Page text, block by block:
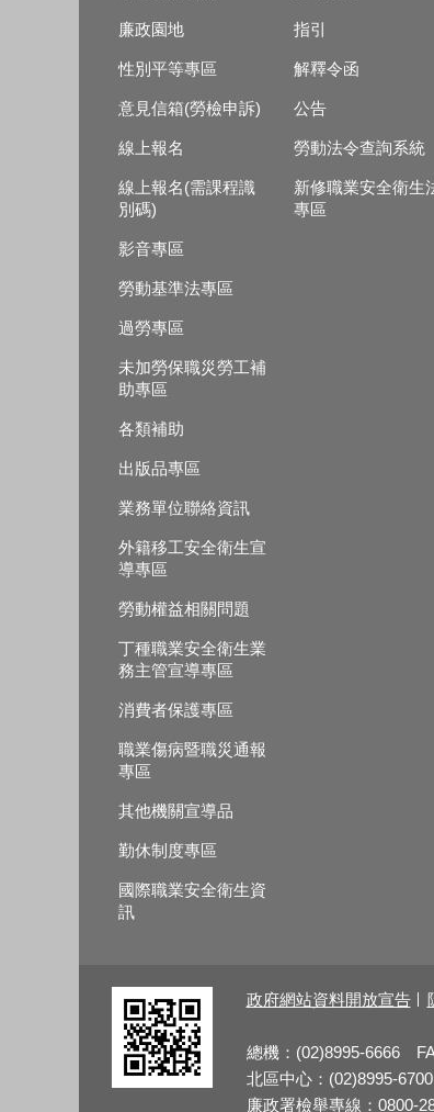
廉政園地
性別平等專區
意見信箱(勞檢申訴)
線上報名
線上報名(需課程識
別碼)
影音專區
勞動基準法專區
過勞專區
未加勞保職災勞工補
助專區
各類補助
出版品專區
業務單位聯絡資訊
外籍移工安全衛生宣
導專區
勞動權益相關問題
丁種職業安全衛生業
務主管宣導專區
消費者保護專區
職業傷病暨職災通報
專區
其他機關宣導品
勤休制度專區
國際職業安全衛生資
訊
指引
解釋令函
公告
勞動法令查詢系統
新修職業安全衛生
專區
政府網站資料開放宣告
總機：(02)8995-6666
北區中心：(02)8995-
廉政署檢舉專線：0800-